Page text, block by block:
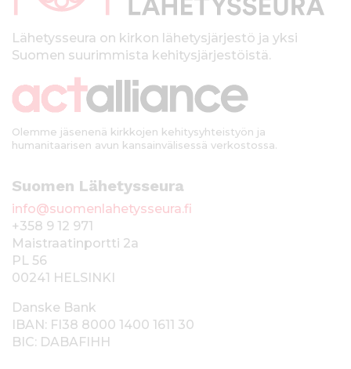
kLähetysseura on kirkon lähetysjärjestö ja yksi
Suomen suurimmista kehitysjärjestöistä.
Olemme jäsenenä kirkkojen kehitysyhteistyön ja
humanitaarisen avun kansainvälisessä verkostossa.
Suomen Lähetysseura
info@suomenlahetysseura.fi
+358 9 12 971
Maistraatinportti 2a
PL 56
00241 HELSINKI
Danske Bank
IBAN: FI38 8000 1400 1611 30
BIC: DABAFIHH